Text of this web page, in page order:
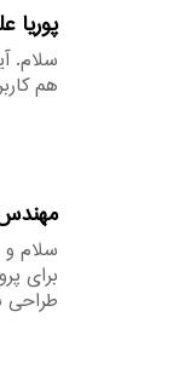
پوریا
سلام.
هم
سلام و
برای